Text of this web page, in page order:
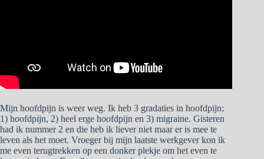
Mijn hoofdpijn is weer weg. Ik heb 3 gradaties in hoofdpijn;
1) hoofdpijn, 2) heel erge hoofdpijn en 3) migraine. Gisteren
had ik nummer 2 en die heb ik liever niet maar er is mee te
leven als het moet. Vroeger bij mijn laatste werkgever kon ik
me even terugtrekken op een donker plekje om het even te